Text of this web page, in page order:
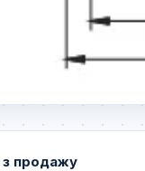
продажу